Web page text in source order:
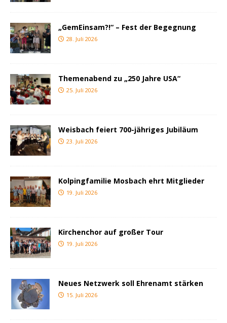
„GemEinsam?!“ – Fest der Begegnung
28. Juli 2026
Themenabend zu „250 Jahre USA“
25. Juli 2026
Weisbach feiert 700-jähriges Jubiläum
23. Juli 2026
Kolpingfamilie Mosbach ehrt Mitglieder
19. Juli 2026
Kirchenchor auf großer Tour
19. Juli 2026
Neues Netzwerk soll Ehrenamt stärken
15. Juli 2026